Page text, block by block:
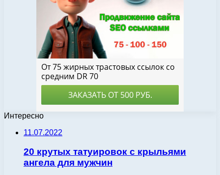
Интересно
11.07.2022
20 крутых татуировок с крыльями
ангела для мужчин